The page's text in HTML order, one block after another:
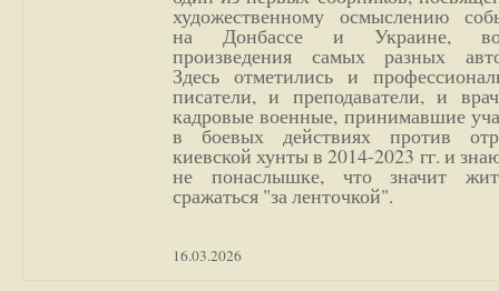
художественному осмыслению
на Донбассе и Украине,
произведения самых разных
Здесь отметились и
писатели, и преподаватели, и
кадровые военные, принимавшие
в боевых действиях против
киевской хунты в 2014-2023 гг. и
не понаслышке, что значит
сражаться "за ленточкой".
16.03.2026